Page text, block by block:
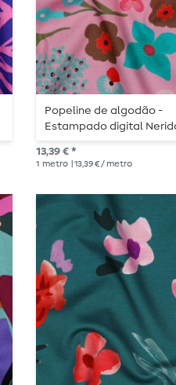
Popeline de algodão -
Estampado digital
Hansen Rosa flor do
13,39 € *
1 metro | 13,39 € / metro